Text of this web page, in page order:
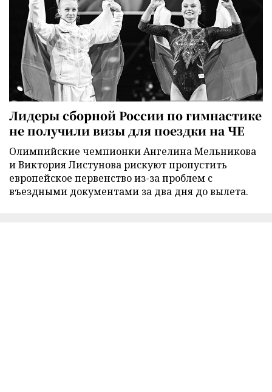
Лидеры сборной России по гимнастике
не получили визы для поездки на ЧЕ
Олимпийские чемпионки Ангелина Мельникова
и Виктория Листунова рискуют пропустить
европейское первенство из-за проблем с
въездными документами за два дня до вылета.